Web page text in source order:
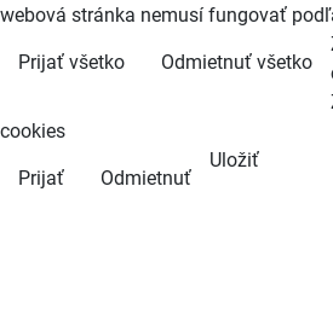
webová stránka nemusí fungovať
Prijať všetko Odmietnuť všetko
cookies
Prijať Odmietnuť
Uložiť